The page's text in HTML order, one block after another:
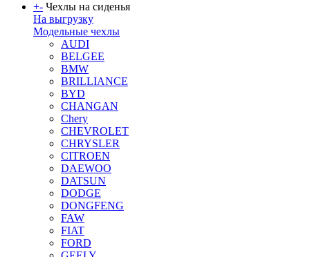
+- Чехлы на сиденья
На выгрузку
Модельные чехлы
AUDI
BELGEE
BMW
BRILLIANCE
BYD
CHANGAN
Chery
CHEVROLET
CHRYSLER
CITROEN
DAEWOO
DATSUN
DODGE
DONGFENG
FAW
FIAT
FORD